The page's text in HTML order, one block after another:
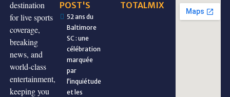
destination
for live sports
coverage,
breaking
news, and
world-class
entertainment,
keeping you
POST'S
52 ans du
Baltimore
SC : une
célébration
marquée
par
l’inquiétude
et les
TOTALMIX